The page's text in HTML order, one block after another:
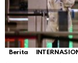
Berita